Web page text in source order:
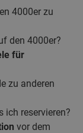
4000er zu
den 4000er?
für
zu anderen
ich reservieren?
vor dem